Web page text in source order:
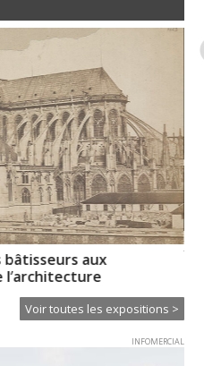
bâtisseurs aux
l’architecture
Voir toutes les expositions >
INFOMERCIAL